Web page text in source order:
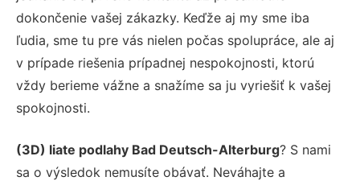
dokončenie vašej zákazky. Keďže aj my sme iba
ľudia, sme tu pre vás nielen počas spolupráce, ale aj
v prípade riešenia prípadnej nespokojnosti, ktorú
vždy berieme vážne a snažíme sa ju vyriešiť k vašej
spokojnosti.
(3D) liate podlahy Bad Deutsch-Alterburg? S nami
sa o výsledok nemusíte obávať. Neváhajte a